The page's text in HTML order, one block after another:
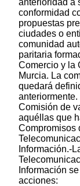
conformidad
propuestas
ciudades o
comunidad
paritaria
Comercio y la
Murcia. La
quedará
Comisión de
aquéllas que
Compromisos
Información.-
Información
acciones: